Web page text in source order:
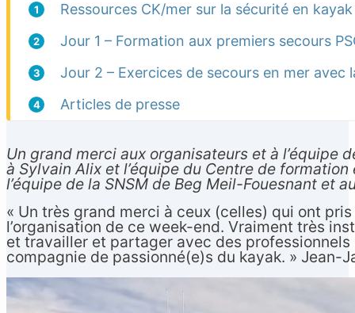
1 Ressources CK/mer sur la sécurité en
2 Jour 1 – Formation aux premiers secours
3 Jour 2 – Exercices de secours en mer avec
4 Articles de presse
Un grand merci aux organisateurs et à l’équipe
à Sylvain Alix et l’équipe du Centre de
l’équipe de la SNSM de Beg Meil-Fouesnant et
« Un très grand merci à ceux (celles) qui ont
l’organisation de ce week-end. Vraiment très
et travailler et partager avec des
compagnie de passionné(e)s du kayak. » Jean-